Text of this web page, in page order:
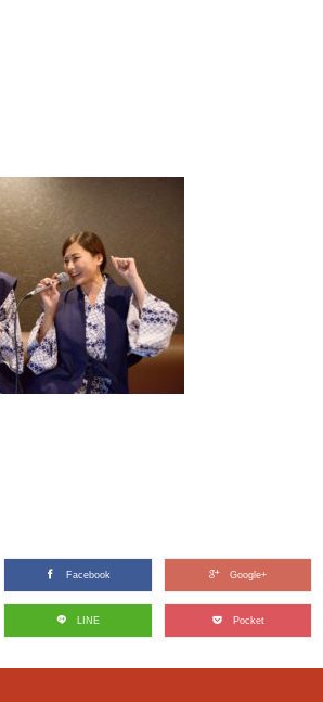
高校で帰宅部の女子！みんなの意見やメリッ
トをみてみよう！
女子高校生の皆さん！部活に入っていますか？ 中には帰
宅部という人もいますよね。 部活に入って...
美しいと誰もが絶賛する日本の風景を集めて
みました
美しい国といわれる「日本」には、風景を楽しめる絶景ス
チューリップの球根の正しい保存法と球根の
大きさについて
Facebook Google+
LINE Pocket